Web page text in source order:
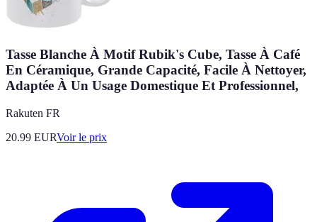
Tasse Blanche À Motif Rubik's Cube, Tasse À Café
En Céramique, Grande Capacité, Facile À Nettoyer,
Adaptée À Un Usage Domestique Et Professionnel,
Rakuten FR
20.99 EURVoir le prix